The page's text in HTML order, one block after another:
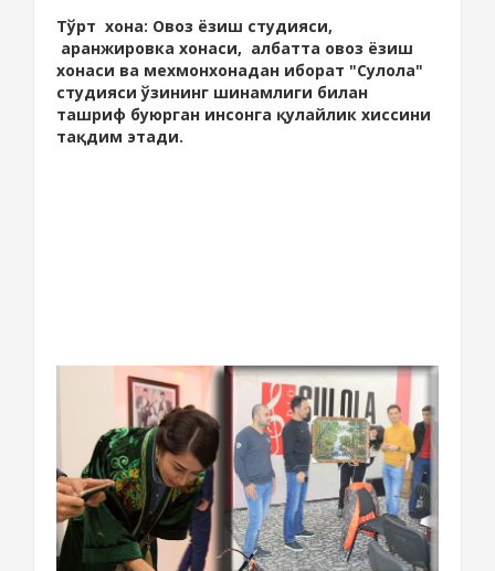
Тўрт хона: Овоз ёзиш студияси,
аранжировка хонаси, албатта овоз ёзиш
хонаси ва мехмонхонадан иборат "Сулола"
студияси ўзининг шинамлиги билан
ташриф буюрган инсонга қулайлик хиссини
тақдим этади.